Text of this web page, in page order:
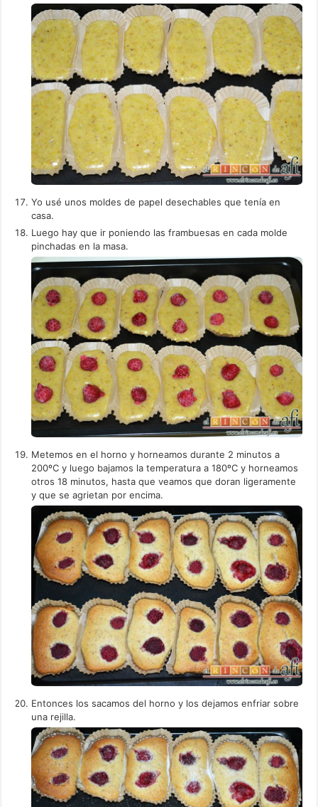
Yo usé unos moldes de papel desechables que tenía en
casa.
Luego hay que ir poniendo las frambuesas en cada molde
pinchadas en la masa.
Metemos en el horno y horneamos durante 2 minutos a
200ºC y luego bajamos la temperatura a 180ºC y horneamos
otros 18 minutos, hasta que veamos que doran ligeramente
y que se agrietan por encima.
Entonces los sacamos del horno y los dejamos enfriar sobre
una rejilla.